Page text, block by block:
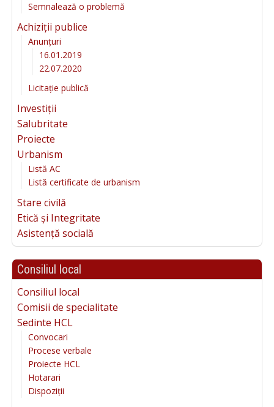
Semnalează o problemă
Achiziții publice
Anunțuri
16.01.2019
22.07.2020
Licitație publică
Investiții
Salubritate
Proiecte
Urbanism
Listă AC
Listă certificate de urbanism
Stare civilă
Etică și Integritate
Asistență socială
Consiliul local
Consiliul local
Comisii de specialitate
Sedinte HCL
Convocari
Procese verbale
Proiecte HCL
Hotarari
Dispoziții